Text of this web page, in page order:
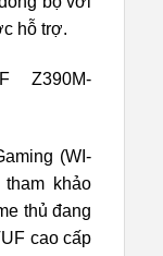
hỗ trợ.
(WI-
khảo
thủ đang
cao cấp